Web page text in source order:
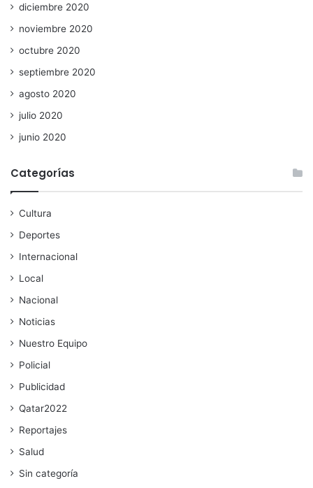
diciembre 2020
noviembre 2020
octubre 2020
septiembre 2020
agosto 2020
julio 2020
junio 2020
Categorías
Cultura
Deportes
Internacional
Local
Nacional
Noticias
Nuestro Equipo
Policial
Publicidad
Qatar2022
Reportajes
Salud
Sin categoría